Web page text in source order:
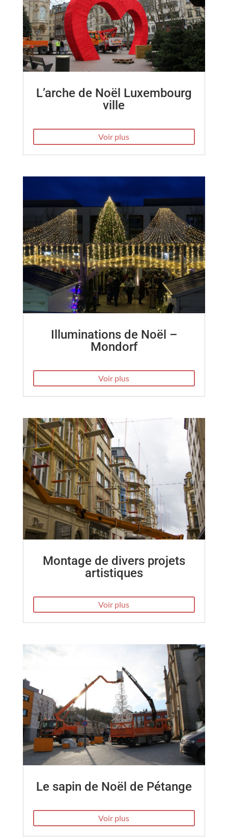
L’arche de Noël Luxembourg
ville
Voir plus
Illuminations de Noël –
Mondorf
Voir plus
Montage de divers projets
artistiques
Voir plus
Le sapin de Noël de Pétange
Voir plus